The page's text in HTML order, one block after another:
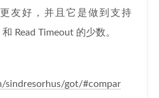
友好，并且它是做到支持
Read Timeout 的少数。
sindresorhus/got/#compar